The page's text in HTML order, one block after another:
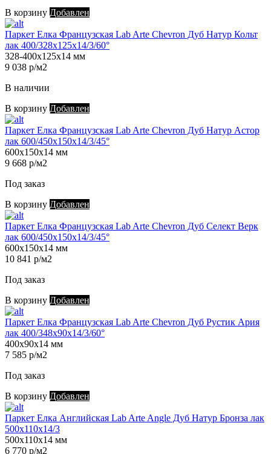
В корзину Добавлен
Паркет Елка Французская Lab Arte Chevron Дуб Натур Кольт
лак 400/328х125х14/3/60°
328-400х125х14 мм
9 038 р/м2
В наличии
В корзину Добавлен
Паркет Елка Французская Lab Arte Chevron Дуб Натур Астор
лак 600/450х150х14/3/45°
600х150х14 мм
9 668 р/м2
Под заказ
В корзину Добавлен
Паркет Елка Французская Lab Arte Chevron Дуб Селект Верк
лак 600/450х150х14/3/45°
600х150х14 мм
10 841 р/м2
Под заказ
В корзину Добавлен
Паркет Елка Французская Lab Arte Chevron Дуб Рустик Ария
лак 400/348х90х14/3/60°
400х90х14 мм
7 585 р/м2
Под заказ
В корзину Добавлен
Паркет Елка Английская Lab Arte Angle Дуб Натур Бронза лак
500х110х14/3
500х110х14 мм
6 770 р/м2